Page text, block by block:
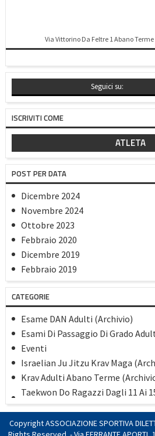
Via Vittorino Da Feltre 1 Abano Terme
Seguici su:
ISCRIVITI COME
ATLETA
POST PER DATA
Dicembre 2024
Novembre 2024
Ottobre 2023
Febbraio 2020
Dicembre 2019
Febbraio 2019
Gennaio 2019
Dicembre 2018
Settembre 2018
Maggio 2018
Aprile 2018
Marzo 2018
Gennaio 2018
Novembre 2017
Agosto 2017
Luglio 2017
Giugno 2017
CATEGORIE
Esame DAN Adulti (Archivio)
Esami Di Passaggio Di Grado
Eventi
Israelian Ju Jitzu Krav Maga
Krav Adulti Abano Terme
Taekwon Do Ragazzi Dagli 11 Ai
(Archivio)
TaekwonDo Adulti Dai 16 Anni
TaekwonDo/Kick Boxing Bambini
Copyright ASSOCIAZIONE SPORTIVA